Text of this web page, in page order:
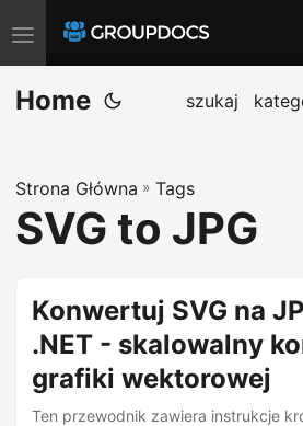
T
o
g
e
n
a
Home szukaj
Strona Główna » Tags
SVG to JPG
Konwertuj SVG na
.NET - skalowalny
grafiki wektorowej
Ten przewodnik zawiera instrukcje